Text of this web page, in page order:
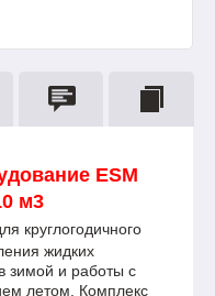
ESM
м3
круглогодичного
жидких
зимой и работы с
летом. Комплекс